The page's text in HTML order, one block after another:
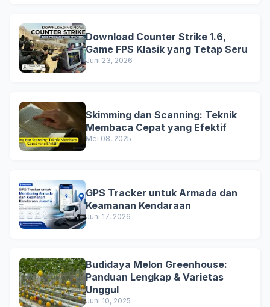
Download Counter Strike 1.6,
Game FPS Klasik yang Tetap Seru
Juni 23, 2026
Skimming dan Scanning: Teknik
Membaca Cepat yang Efektif
Mei 08, 2025
GPS Tracker untuk Armada dan
Keamanan Kendaraan
Juni 17, 2026
Budidaya Melon Greenhouse:
Panduan Lengkap & Varietas
Unggul
Juni 10, 2025